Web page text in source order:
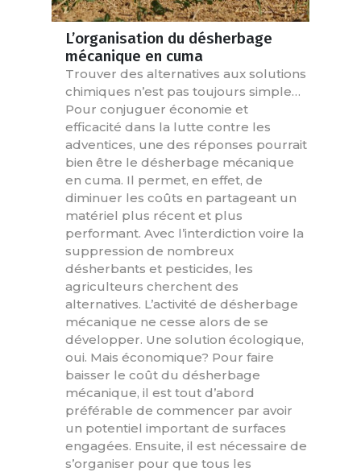
L’organisation du désherbage
mécanique en cuma
Trouver des alternatives aux solutions
chimiques n’est pas toujours simple…
Pour conjuguer économie et
efficacité dans la lutte contre les
adventices, une des réponses pourrait
bien être le désherbage mécanique
en cuma. Il permet, en effet, de
diminuer les coûts en partageant un
matériel plus récent et plus
performant. Avec l’interdiction voire la
suppression de nombreux
désherbants et pesticides, les
agriculteurs cherchent des
alternatives. L’activité de désherbage
mécanique ne cesse alors de se
développer. Une solution écologique,
oui. Mais économique? Pour faire
baisser le coût du désherbage
mécanique, il est tout d’abord
préférable de commencer par avoir
un potentiel important de surfaces
engagées. Ensuite, il est nécessaire de
s’organiser pour que tous les